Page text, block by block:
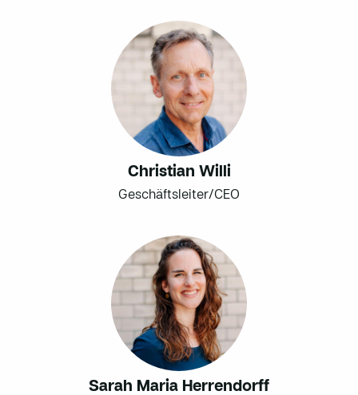
Christian Willi
Geschäftsleiter/CEO
Sarah Maria Herrendorff